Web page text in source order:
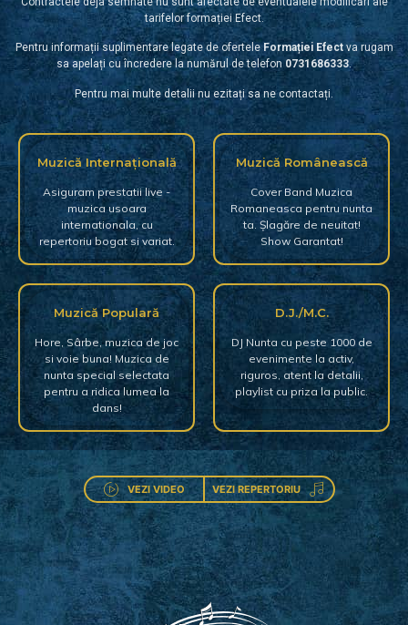
tarifelor formației Efect.
Pentru informații suplimentare legate de ofertele Formației Efectva rugam
sa apelați cu încredere la numărul de telefon 0731686333.
Pentru mai multe detalii nu ezitați sa ne contactați.
Muzică Internațională
Asiguram prestatii live -
muzica usoara
internationala, cu
repertoriu bogat si variat.
Muzică Românească
Cover Band Muzica
Romaneasca pentru nunta
ta. Șlagăre de neuitat!
Show Garantat!
Muzică Populară
Hore, Sârbe, muzica de joc
si voie buna! Muzica de
nunta special selectata
pentru a ridica lumea la
dans!
D.J./M.C.
DJ Nunta cu peste 1000 de
evenimente la activ,
riguros, atent la detalii,
playlist cu priza la public.
VEZI VIDEO VEZI REPERTORIU